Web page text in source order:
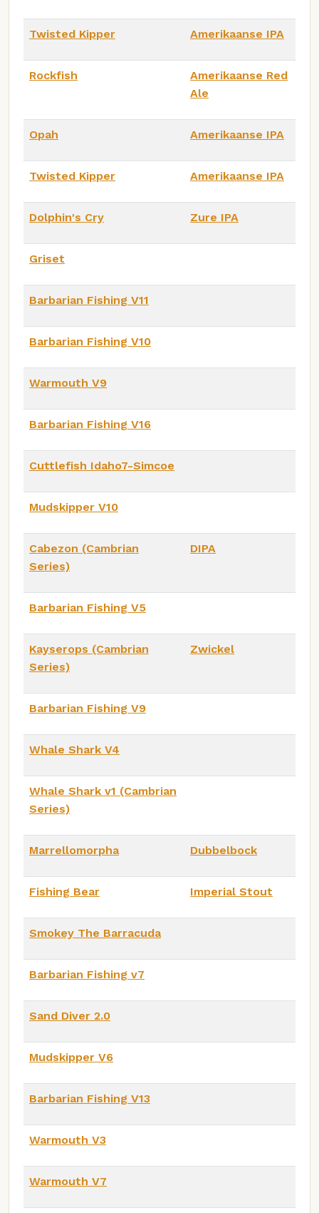
Twisted Kipper Amerikaanse IPA
Rockfish
Amerikaanse Red
Ale
Opah Amerikaanse IPA
Twisted Kipper Amerikaanse IPA
Dolphin's Cry Zure IPA
Griset
Barbarian Fishing V11
Barbarian Fishing V10
Warmouth V9
Barbarian Fishing V16
Cuttlefish Idaho7-Simcoe
Mudskipper V10
Cabezon (Cambrian
Series)
DIPA
Barbarian Fishing V5
Kayserops (Cambrian
Series)
Zwickel
Barbarian Fishing V9
Whale Shark V4
Whale Shark v1 (Cambrian
Series)
Marrellomorpha Dubbelbock
Fishing Bear Imperial Stout
Smokey The Barracuda
Barbarian Fishing v7
Sand Diver 2.0
Mudskipper V6
Barbarian Fishing V13
Warmouth V3
Warmouth V7